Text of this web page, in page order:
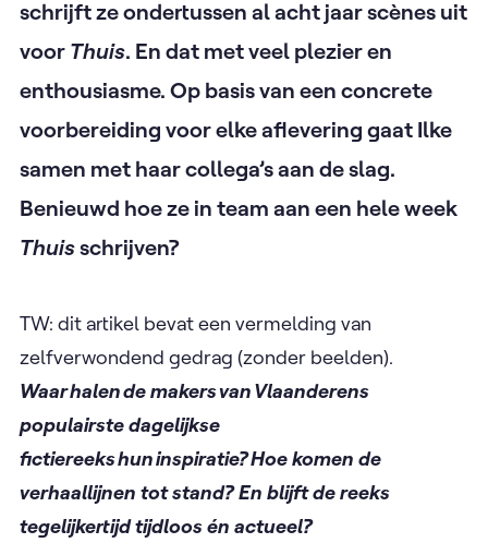
schrijft ze ondertussen al acht jaar scènes uit
voor Thuis. En dat met veel plezier en
enthousiasme. Op basis van een concrete
voorbereiding voor elke aflevering gaat Ilke
samen met haar collega’s aan de slag.
Benieuwd hoe ze in team aan een hele week
Thuisschrijven?
TW: dit artikel bevat een vermelding van
zelfverwondend gedrag (zonder beelden).
Waar halen de makers van Vlaanderens
populairste dagelijkse
fictiereeks hun inspiratie? Hoe komen de
verhaallijnen tot stand? En blijft de reeks
tegelijkertijd tijdloos én actueel?